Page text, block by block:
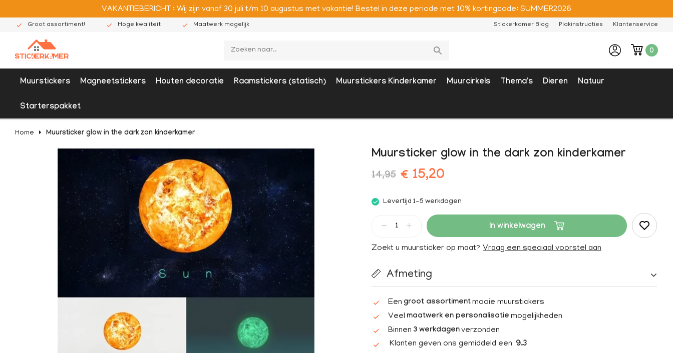
VAKANTIEBERICHT : Wij zijn vanaf 30 juli t/m 10 augustus met vakantie! Bestel in deze periode met 10% kortingcode: SUMMER2026
Groot assortiment! Hoge kwaliteit Maatwerk mogelijk Stickerkamer Blog Plakinstructies Klantenservice
0
Muurstickers Magneetstickers Houten decoratie Raamstickers (statisch) Muurstickers Kinderkamer Muurcirkels Thema's Dieren Natuur
Starterspakket
Home Muursticker glow in the dark zon kinderkamer
Muursticker glow in the dark zon kinderkamer
14,95 € 15,20
Levertijd 1-5 werkdagen
In winkelwagen
Zoekt u muursticker op maat? Vraag een speciaal voorstel aan
Afmeting
Een groot assortimentmooie muurstickers
Veel maatwerk en personalisatie mogelijkheden
Binnen 3 werkdagenverzonden
Klanten geven ons gemiddeld een 9.3